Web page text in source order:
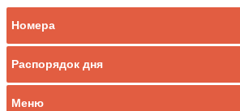
Номера
Распорядок дня
Меню